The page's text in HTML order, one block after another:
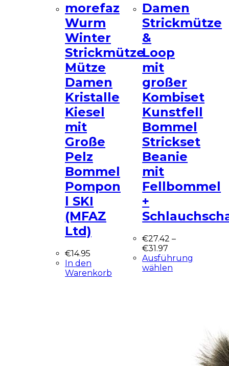
morefaz
Wurm
Winter
Strickmütze
Mütze
Damen
Kristalle
Kiesel
mit
Große
Pelz
Bommel
Pompon
l SKI
(MFAZ
Ltd)
€14.95
In den
Warenkorb
Damen
Strickmütze
&
Loop
mit
großer
Kombiset
Kunstfell
Bommel
Strickset
Beanie
mit
Fellbommel
+
€27.42 –
€31.97
Ausführung
wählen